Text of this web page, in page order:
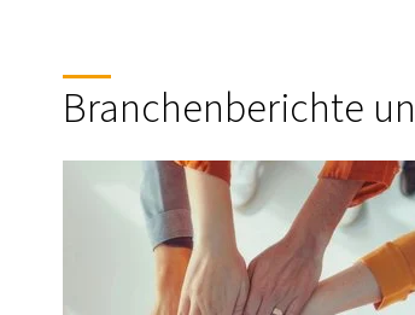
Branchenberichte